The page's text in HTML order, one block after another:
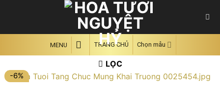
MENU TRANG CHỦ Chọn mẫu
LỌC
-6%